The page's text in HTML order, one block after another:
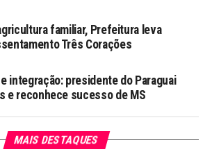
familiar, Prefeitura leva
Três Corações
integração: presidente do Paraguai
e reconhece sucesso de MS
MAIS DESTAQUES